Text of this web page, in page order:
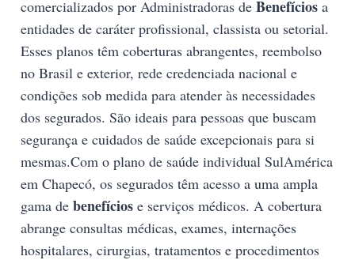
comercializados por Administradoras de Benefícios a
entidades de caráter profissional, classista ou setorial.
Esses planos têm coberturas abrangentes, reembolso
no Brasil e exterior, rede credenciada nacional e
condições sob medida para atender às necessidades
dos segurados. São ideais para pessoas que buscam
segurança e cuidados de saúde excepcionais para si
mesmas.Com o plano de saúde individual SulAmérica
em Chapecó, os segurados têm acesso a uma ampla
gama de benefícios e serviços médicos. A cobertura
abrange consultas médicas, exames, internações
hospitalares, cirurgias, tratamentos e procedimentos